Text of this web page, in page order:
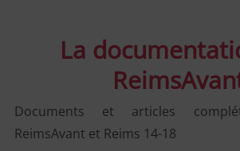
La
Documents et articles
ReimsAvant et Reims 14-18